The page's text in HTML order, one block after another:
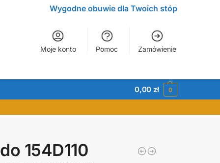
Wygodne obuwie dla Twoich stóp
Moje konto Pomoc Zamówienie
0,00zł 0
154D110